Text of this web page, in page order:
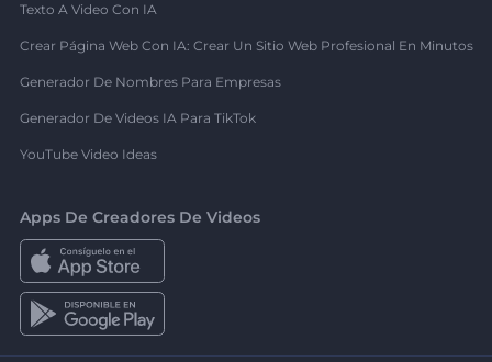
Texto A Video Con IA
Crear Página Web Con IA: Crear Un Sitio Web Profesional En Minutos
Generador De Nombres Para Empresas
Generador De Videos IA Para TikTok
YouTube Video Ideas
Apps De Creadores De Videos